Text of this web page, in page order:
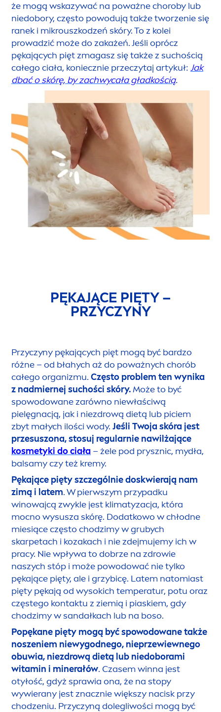
że mogą wskazywać na poważne choroby lub
niedobory, często powodują także tworzenie się
ranek i mikrouszkodzeń skóry. To z kolei
prowadzić może do zakażeń. Jeśli oprócz
pękających pięt zmagasz się także z suchością
całego ciała, koniecznie przeczytaj artykuł: Jak
dbać o skórę, by zachwycała gładkością.
PĘKAJĄCE PIĘTY –
PRZYCZYNY
Przyczyny pękających pięt mogą być bardzo
różne – od błahych aż do poważnych chorób
całego organizmu. Często problem ten wynika
z nadmiernej suchości skóry.Może to być
spowodowane zarówno niewłaściwą
pielęgnacją, jak i niezdrową dietą lub piciem
zbyt małych ilości wody. Jeśli Twoja skóra jest
przesuszona, stosuj regularnie nawilżające
kosmetyki do ciała – żele pod prysznic, mydła,
balsamy czy też kremy.
Pękające pięty szczególnie doskwierają nam
zimą i latem. W pierwszym przypadku
winowajcą zwykle jest klimatyzacja, która
mocno wysusza skórę. Dodatkowo w chłodne
miesiące często chodzimy w grubych
skarpetach i kozakach i nie zdejmujemy ich w
pracy. Nie wpływa to dobrze na zdrowie
naszych stóp i może powodować nie tylko
pękające pięty, ale i grzybicę. Latem natomiast
pięty pękają od wysokich temperatur, potu oraz
częstego kontaktu z ziemią i piaskiem, gdy
chodzimy w sandałkach lub na boso.
Popękane pięty mogą być spowodowane także
noszeniem niewygodnego, nieprzewiewnego
obuwia, niezdrową dietą lub niedoborami
witamin i minerałów. Czasem winna jest
otyłość, gdyż sprawia ona, że na stopy
wywierany jest znacznie większy nacisk przy
chodzeniu. Przyczyną dolegliwości mogą być